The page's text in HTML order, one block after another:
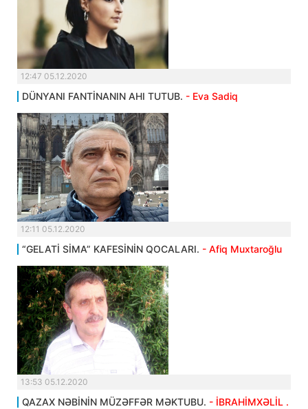
12:47 05.12.2020
DÜNYANI FANTİNANIN AHI TUTUB. - Eva Sadiq
12:11 05.12.2020
“GELATİ SİMA” KAFESİNİN QOCALARI. - Afiq Muxtaroğlu
13:53 05.12.2020
QAZAX NƏBİNİN MÜZƏFFƏR MƏKTUBU. - İBRAHİMXƏLİL .